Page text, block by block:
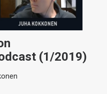
(1/2019)